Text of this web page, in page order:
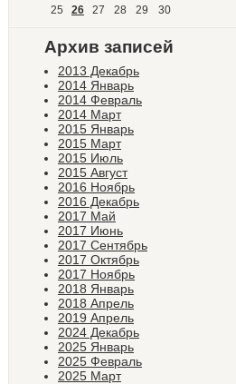
25
26 27 28 29 30
Архив записей
2013 Декабрь
2014 Январь
2014 Февраль
2014 Март
2015 Январь
2015 Март
2015 Июль
2015 Август
2016 Ноябрь
2016 Декабрь
2017 Май
2017 Июнь
2017 Сентябрь
2017 Октябрь
2017 Ноябрь
2018 Январь
2018 Апрель
2019 Апрель
2024 Декабрь
2025 Январь
2025 Февраль
2025 Март